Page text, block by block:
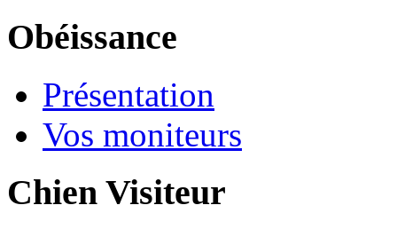
Obéissance
Présentation
Vos moniteurs
Chien Visiteur